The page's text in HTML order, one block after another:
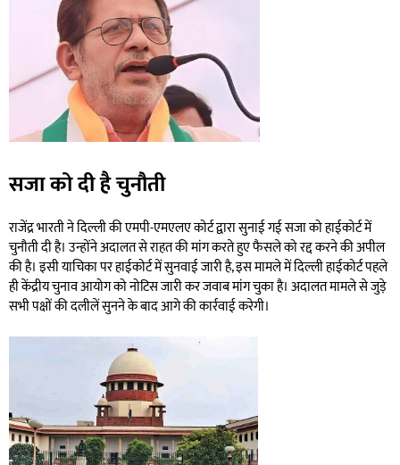
सजा को दी है चुनौती
राजेंद्र भारती ने दिल्ली की एमपी-एमएलए कोर्ट द्वारा सुनाई गई सजा को हाईकोर्ट में
चुनौती दी है। उन्होंने अदालत से राहत की मांग करते हुए फैसले को रद्द करने की अपील
की है। इसी याचिका पर हाईकोर्ट में सुनवाई जारी है, इस मामले में दिल्ली हाईकोर्ट पहले
ही केंद्रीय चुनाव आयोग को नोटिस जारी कर जवाब मांग चुका है। अदालत मामले से जुड़े
सभी पक्षों की दलीलें सुनने के बाद आगे की कार्रवाई करेगी।